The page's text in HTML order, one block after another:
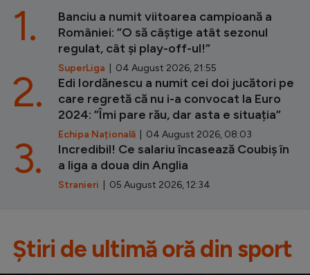
Banciu a numit viitoarea campioană a
României: ”O să câștige atât sezonul
regulat, cât și play-off-ul!”
SuperLiga | 04 August 2026, 21:55
1.
Edi Iordănescu a numit cei doi jucători pe
care regretă că nu i-a convocat la Euro
2024: ”Îmi pare rău, dar asta e situația”
Echipa Națională | 04 August 2026, 08:03
2.
Incredibil! Ce salariu încasează Coubiș în
a liga a doua din Anglia
Stranieri | 05 August 2026, 12:34
3.
Știri de ultimă oră din sport